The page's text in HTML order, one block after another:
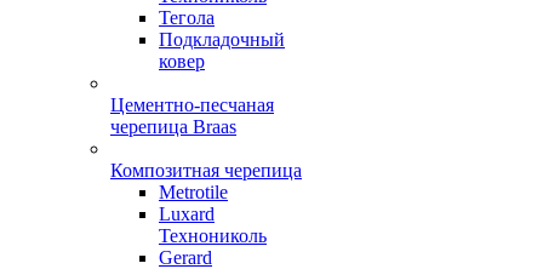
Тегола
Подкладочный
ковер
Цементно-песчаная
черепица Braas
Композитная черепица
Metrotile
Luxard
Технониколь
Gerard